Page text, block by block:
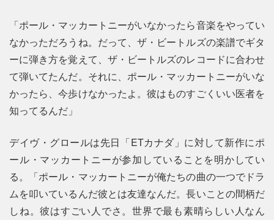
「ポール・マッカートニーがいなかったら音楽をやってい
なかっただろうね。だって、ザ・ビートルズの楽譜でギタ
ーに弾き方を覚えて、ザ・ビートルズのレコードに合わせ
て弾いてたんだ。それに、ポール・マッカートニーがいな
かったら、今歩けなかったよ。彼はものすごくいい医者を
知ってるんだ」
デイヴ・グロールは先日「ETカナダ」に対して新作にポ
ール・マッカートニーが参加していることを明かしてい
る。「ポール・マッカートニーが俺たちの曲の一つでドラ
ムを叩いているんだ彼とは友達なんだ。長いことの間柄だ
しね。彼はすごい人でさ。世界で最も素晴らしい人なん